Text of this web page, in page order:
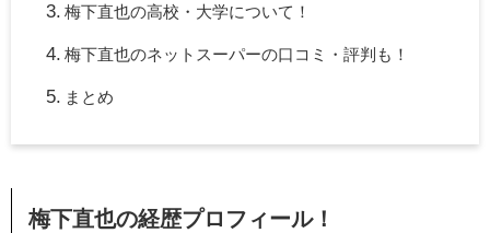
梅下直也の高校・大学について！
梅下直也のネットスーパーの口コミ・評判も！
まとめ
梅下直也の経歴プロフィール！